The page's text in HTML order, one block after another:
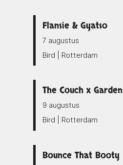
Flansie & Gyatso
7 augustus
Bird | Rotterdam
The Couch x Garden
9 augustus
Bird | Rotterdam
Bounce That Booty